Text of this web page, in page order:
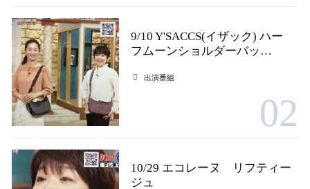
9/10 Y'SACCS(イザック) ハー
フムーンショルダーバッ…
出演番組
02
10/29 エコレーヌ リフティー
ジュ